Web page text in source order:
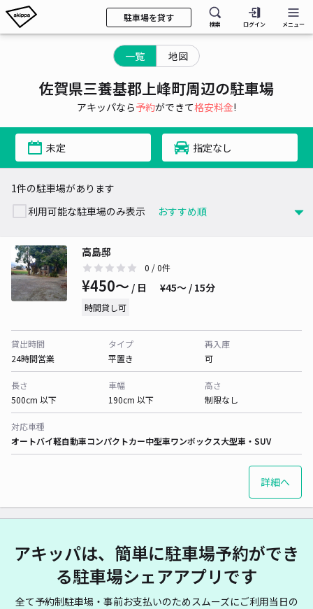
駐車場を貸す
検索 ログイン メニュー
一覧 地図
佐賀県三養基郡上峰町周辺の駐車場
アキッパなら予約ができて格安料金!
未定 指定なし
1件の駐車場があります
利用可能な駐車場のみ表示
高島邸
0 / 0件
¥450〜 / 日 ¥45〜 / 15分
時間貸し可
貸出時間
24時間営業
タイプ
平置き
再入庫
可
長さ
500cm 以下
車幅
190cm 以下
高さ
制限なし
対応車種
オートバイ軽自動車コンパクトカー中型車ワンボックス大型車・SUV
詳細へ
アキッパは、簡単に駐車場予約ができ
る駐車場シェアアプリです
全て予約制駐車場・事前お支払いのためスムーズにご利用当日の